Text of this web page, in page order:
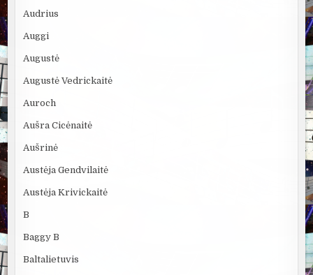
Audrius
Auggi
Augustė
Augustė Vedrickaitė
Auroch
Aušra Cicėnaitė
Aušrinė
Austėja Gendvilaitė
Austėja Krivickaitė
B
Baggy B
Baltalietuvis